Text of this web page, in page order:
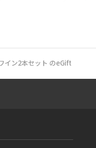
イン2本セット のeGift